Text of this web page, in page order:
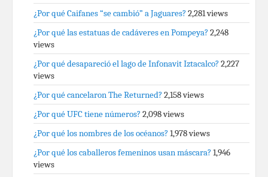
¿Por qué Caifanes “se cambió” a Jaguares? 2,281 views
¿Por qué las estatuas de cadáveres en Pompeya? 2,248
views
¿Por qué desapareció el lago de Infonavit Iztacalco? 2,227
views
¿Por qué cancelaron The Returned? 2,158 views
¿Por qué UFC tiene números? 2,098 views
¿Por qué los nombres de los océanos? 1,978 views
¿Por qué los caballeros femeninos usan máscara? 1,946
views